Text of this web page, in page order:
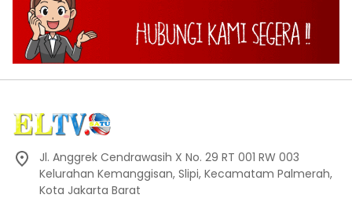
Jl. Anggrek Cendrawasih X No. 29 RT 001 RW 003
Kelurahan Kemanggisan, Slipi, Kecamatam Palmerah,
Kota Jakarta Barat